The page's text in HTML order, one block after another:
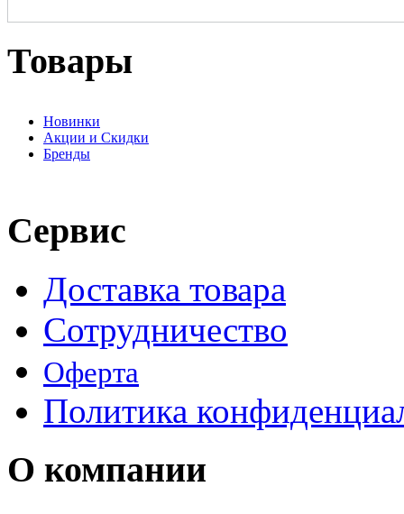
Товары
Новинки
Акции и Скидки
Бренды
Сервис
Доставка товара
Сотрудничество
Оферта
Политика
О компании